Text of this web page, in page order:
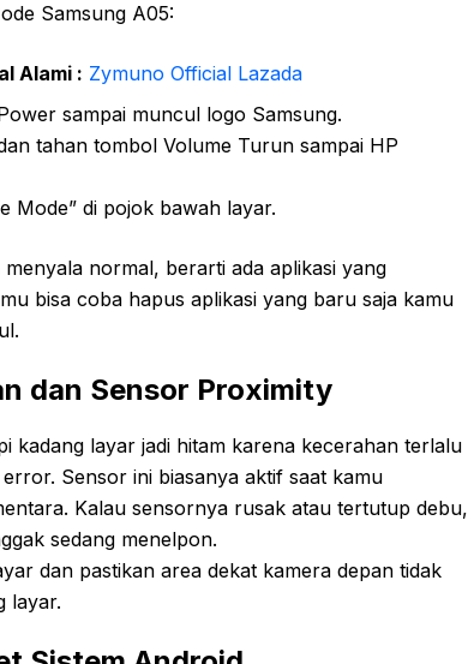
Samsung A05:
Alami : Zymuno Official Lazada
sampai muncul logo Samsung.
tahan tombol Volume Turun sampai HP
Mode” di pojok bawah layar.
normal, berarti ada aplikasi yang
bisa coba hapus aplikasi yang baru saja kamu
dan Sensor Proximity
kadang layar jadi hitam karena kecerahan terlalu
Sensor ini biasanya aktif saat kamu
Kalau sensornya rusak atau tertutup debu,
sedang menelpon.
dan pastikan area dekat kamera depan tidak
layar.